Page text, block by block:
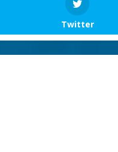
Twitter